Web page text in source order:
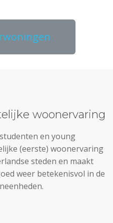
woonervaring
en young
(eerste) woonervaring
steden en maakt
weer betekenisvol in de